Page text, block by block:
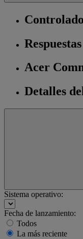
Acer
Detalles
Sistema operativo:
Fecha de lanzamiento:
Todos
La más reciente